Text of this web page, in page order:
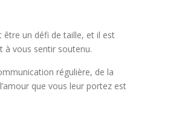
être un défi de taille, et il est
à vous sentir soutenu.
régulière, de la
que vous leur portez est